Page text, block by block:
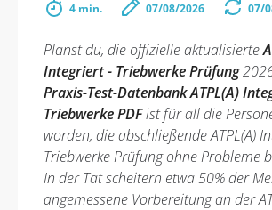
4 min. 07/08/2026 07/
Planst du, die offizielle aktualisierte
Integriert - Triebwerke Prüfung
Praxis-Test-Datenbank ATPL(A)
Triebwerke PDFist für all die
worden, die abschließende ATPL(A)
Triebwerke Prüfung ohne Probleme
In der Tat scheitern etwa 50% der
angemessene Vorbereitung an der